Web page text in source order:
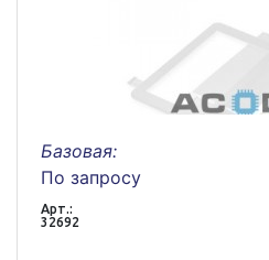
Базовая:
По запросу
Арт.:
32692